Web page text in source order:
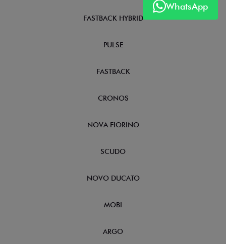
WhatsApp
FASTBACK HYBRID
PULSE
FASTBACK
CRONOS
NOVA FIORINO
SCUDO
NOVO DUCATO
MOBI
ARGO